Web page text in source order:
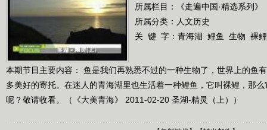
所属栏目：
《走遍中国·精选系列》
所属分类：人文历史
关 键 字： 青海湖 鲤鱼 生物 裸鲤
本期节目主要内容： 鱼是我们再熟悉不过的一种生物了，世界上的鱼
多美好的寄托。在迷人的青海湖里也生活着一种鲤鱼，它叫裸鲤，那
呢？敬请收看。（《大美青海》 2011-02-20 圣湖-精灵（上））